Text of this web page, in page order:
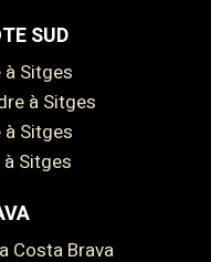
SUD
à Sitges
à Sitges
à Sitges
à Sitges
Costa Brava
Tout accepter